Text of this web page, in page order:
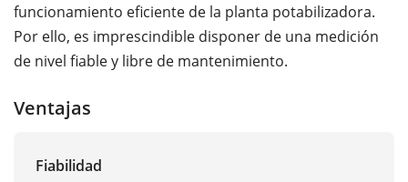
funcionamiento eficiente de la planta potabilizadora.
Por ello, es imprescindible disponer de una medición
de nivel fiable y libre de mantenimiento.
Ventajas
Fiabilidad